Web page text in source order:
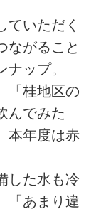
ていただく
ながること
ップ。
「桂地区の
んでみた
本年度は赤
した水も冷
「あまり違